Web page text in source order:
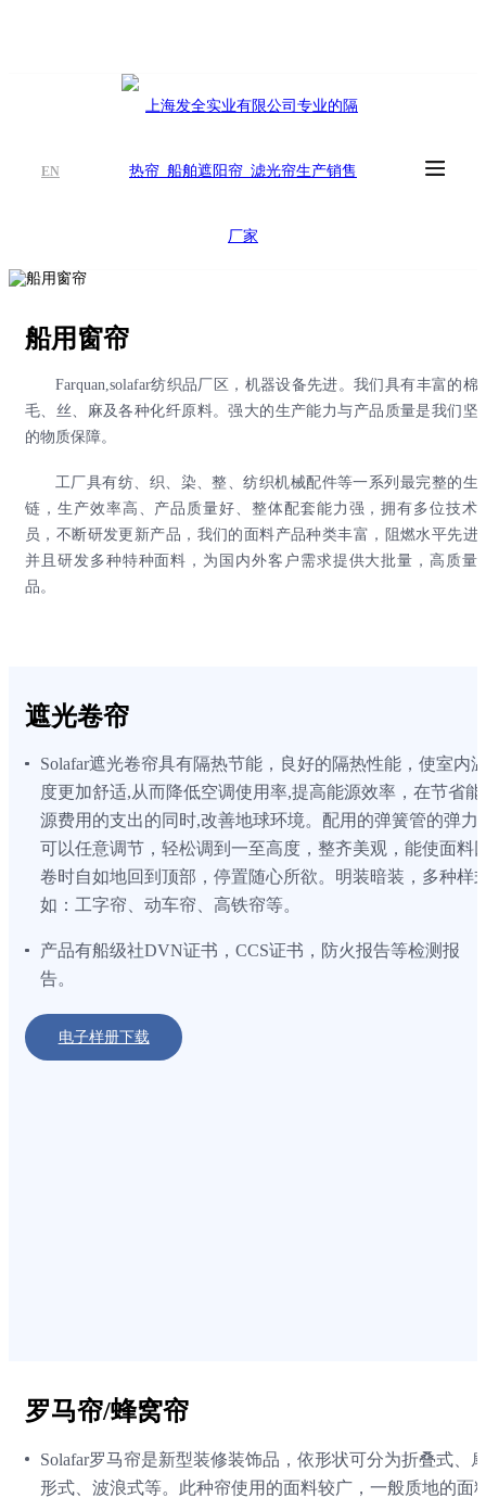
EN
船用窗帘
Farquan,solafar纺织品厂区，机器设备先进。我们具有丰富的棉
毛、丝、麻及各种化纤原料。强大的生产能力与产品质量是我们坚
的物质保障。
工厂具有纺、织、染、整、纺织机械配件等一系列最完整的生
链，生产效率高、产品质量好、整体配套能力强，拥有多位技术
员，不断研发更新产品，我们的面料产品种类丰富，阻燃水平先进
并且研发多种特种面料，为国内外客户需求提供大批量，高质量
品。
遮光卷帘
Solafar遮光卷帘具有隔热节能，良好的隔热性能，使室内
度更加舒适,从而降低空调使用率,提高能源效率，在节省能
源费用的支出的同时,改善地球环境。配用的弹簧管的弹力
可以任意调节，轻松调到一至高度，整齐美观，能使面料
卷时自如地回到顶部，停置随心所欲。明装暗装，多种样
如：工字帘、动车帘、高铁帘等。
产品有船级社DVN证书，CCS证书，防火报告等检测报
告。
电子样册下载
罗马帘/蜂窝帘
Solafar罗马帘是新型装修装饰品，依形状可分为折叠式、
形式、波浪式等。此种帘使用的面料较广，一般质地的面